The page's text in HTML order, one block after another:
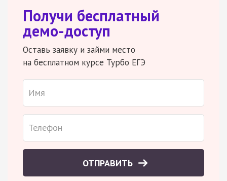
Получи бесплатный
демо-доступ
Оставь заявку и займи место
на бесплатном курсе Турбо ЕГЭ
ОТПРАВИТЬ